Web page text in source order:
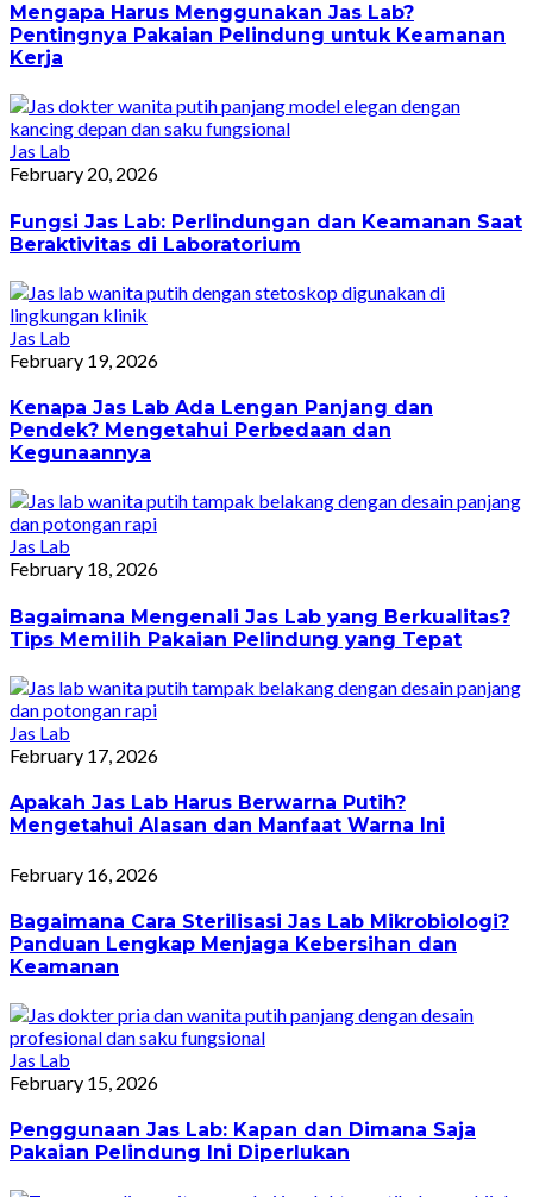
Mengapa Harus Menggunakan Jas Lab?
Pentingnya Pakaian Pelindung untuk Keamanan
Kerja
Jas Lab
February 20, 2026
Fungsi Jas Lab: Perlindungan dan Keamanan Saat
Beraktivitas di Laboratorium
Jas Lab
February 19, 2026
Kenapa Jas Lab Ada Lengan Panjang dan
Pendek? Mengetahui Perbedaan dan
Kegunaannya
Jas Lab
February 18, 2026
Bagaimana Mengenali Jas Lab yang Berkualitas?
Tips Memilih Pakaian Pelindung yang Tepat
Jas Lab
February 17, 2026
Apakah Jas Lab Harus Berwarna Putih?
Mengetahui Alasan dan Manfaat Warna Ini
February 16, 2026
Bagaimana Cara Sterilisasi Jas Lab Mikrobiologi?
Panduan Lengkap Menjaga Kebersihan dan
Keamanan
Jas Lab
February 15, 2026
Penggunaan Jas Lab: Kapan dan Dimana Saja
Pakaian Pelindung Ini Diperlukan